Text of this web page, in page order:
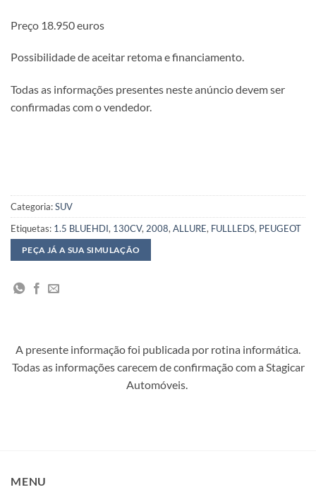
Preço 18.950 euros
Possibilidade de aceitar retoma e financiamento.
Todas as informações presentes neste anúncio devem ser
confirmadas com o vendedor.
Categoria:SUV
Etiquetas: 1.5 BLUEHDI, 130CV, 2008, ALLURE, FULLLEDS, PEUGEOT
PEÇA JÁ A SUA SIMULAÇÃO
A presente informação foi publicada por rotina informática.
Todas as informações carecem de confirmação com a Stagicar
Automóveis.
MENU